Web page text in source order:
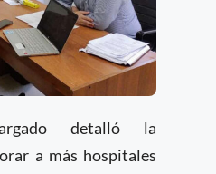
detalló la
a más hospitales